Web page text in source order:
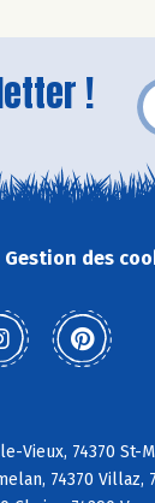
!
Gestion des
Vieux, 74370
74370